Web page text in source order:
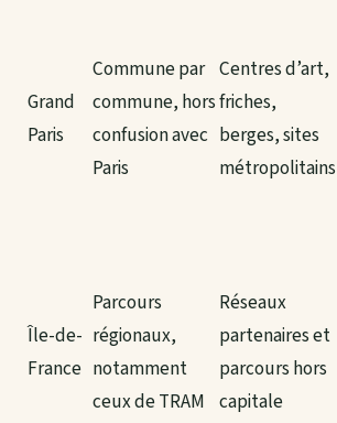
Grand
Paris
Commune par
commune, hors
confusion avec
Paris
Centres d’art,
friches,
berges, sites
métropolitains
Île-de-
France
Parcours
régionaux,
notamment
ceux de TRAM
Réseaux
partenaires et
parcours hors
capitale